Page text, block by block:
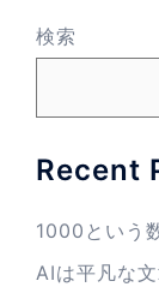
ョ
ン
検索
Recent
1000という
AIは平凡な